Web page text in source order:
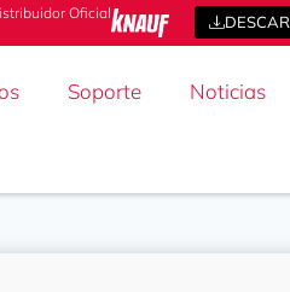
Oficial
Soporte Noticias